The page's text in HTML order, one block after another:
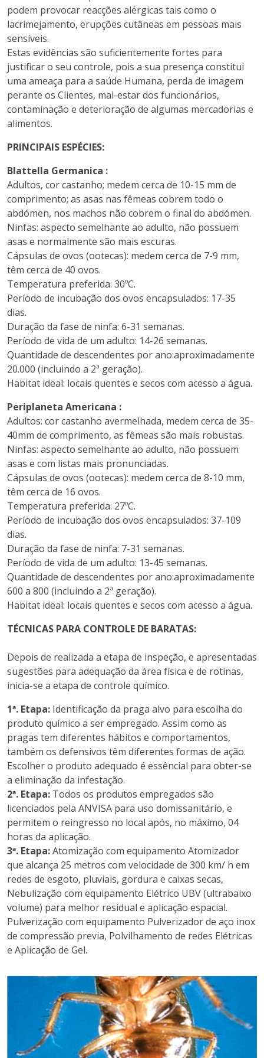
podem provocar reacções alérgicas tais como o
lacrimejamento, erupções cutâneas em pessoas mais
sensíveis.
Estas evidências são suficientemente fortes para
justificar o seu controle, pois a sua presença constitui
uma ameaça para a saúde Humana, perda de imagem
perante os Clientes, mal-estar dos funcionários,
contaminação e deterioração de algumas mercadorias e
alimentos.
PRINCIPAIS ESPÉCIES:
Blattella Germanica :
Adultos, cor castanho; medem cerca de 10-15 mm de
comprimento; as asas nas fêmeas cobrem todo o
abdómen, nos machos não cobrem o final do abdómen.
Ninfas: aspecto semelhante ao adulto, não possuem
asas e normalmente são mais escuras.
Cápsulas de ovos (ootecas): medem cerca de 7-9 mm,
têm cerca de 40 ovos.
Temperatura preferida: 30ºC.
Período de incubação dos ovos encapsulados: 17-35
dias.
Duração da fase de ninfa: 6-31 semanas.
Período de vida de um adulto: 14-26 semanas.
Quantidade de descendentes por ano:aproximadamente
20.000 (incluindo a 2ª geração).
Habitat ideal: locais quentes e secos com acesso a água.
Periplaneta Americana :
Adultos: cor castanho avermelhada, medem cerca de 35-
40mm de comprimento, as fêmeas são mais robustas.
Ninfas: aspecto semelhante ao adulto, não possuem
asas e com listas mais pronunciadas.
Cápsulas de ovos (ootecas): medem cerca de 8-10 mm,
têm cerca de 16 ovos.
Temperatura preferida: 27ºC.
Período de incubação dos ovos encapsulados: 37-109
dias.
Duração da fase de ninfa: 7-31 semanas.
Período de vida de um adulto: 13-45 semanas.
Quantidade de descendentes por ano:aproximadamente
600 a 800 (incluindo a 2ª geração).
Habitat ideal: locais quentes e secos com acesso a água.
TÉCNICAS PARA CONTROLE DE BARATAS:
Depois de realizada a etapa de inspeção, e apresentadas
sugestões para adequação da área física e de rotinas,
inicia-se a etapa de controle químico.
1ª. Etapa: Identificação da praga alvo para escolha do
produto químico a ser empregado. Assim como as
pragas tem diferentes hábitos e comportamentos,
também os defensivos têm diferentes formas de ação.
Escolher o produto adequado é essêncial para obter-se
a eliminação da infestação.
2ª. Etapa: Todos os produtos empregados são
licenciados pela ANVISA para uso domissanitário, e
permitem o reingresso no local após, no máximo, 04
horas da aplicação.
3ª. Etapa:Atomização com equipamento Atomizador
que alcança 25 metros com velocidade de 300 km/ h em
redes de esgoto, pluviais, gordura e caixas secas,
Nebulização com equipamento Elétrico UBV (ultrabaixo
volume) para melhor residual e aplicação espacial.
Pulverização com equipamento Pulverizador de aço inox
de compressão previa, Polvilhamento de redes Elétricas
e Aplicação de Gel.